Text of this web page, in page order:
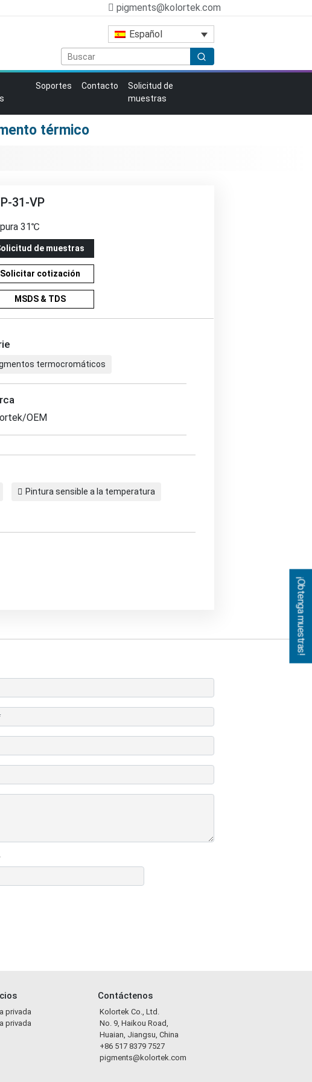
pigments@kolortek.com
Español
Soportes Contacto
Solicitud de
muestras
térmico
31-VP
31℃
de muestras
Solicitar cotización
MSDS & TDS
termocromáticos
OEM
Pintura sensible a la temperatura
privada
privada
Contáctenos
Kolortek Co., Ltd.
No. 9, Haikou Road,
Huaian, Jiangsu, China
+86 517 8379 7527
pigments@kolortek.com
¡Obtenga muestras!